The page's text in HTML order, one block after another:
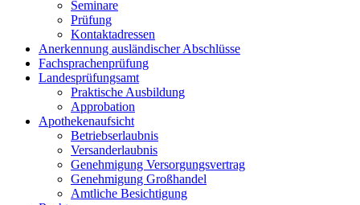
Seminare
Prüfung
Kontaktadressen
Anerkennung ausländischer Abschlüsse
Fachsprachenprüfung
Landesprüfungsamt
Praktische Ausbildung
Approbation
Apothekenaufsicht
Betriebserlaubnis
Versanderlaubnis
Genehmigung Versorgungsvertrag
Genehmigung Großhandel
Amtliche Besichtigung